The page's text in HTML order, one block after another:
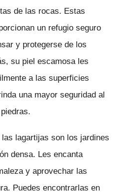
de las rocas. Estas
un refugio seguro
y protegerse de los
su piel escamosa les
a las superficies
una mayor seguridad al
lagartijas son los jardines
densa. Les encanta
y aprovechar las
Puedes encontrarlas en